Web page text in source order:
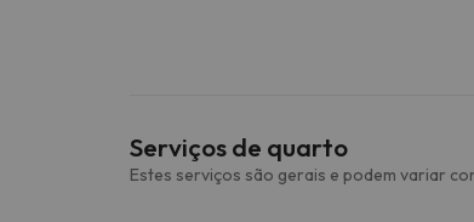
Serviços de quarto
Estes serviços são gerais e podem variar